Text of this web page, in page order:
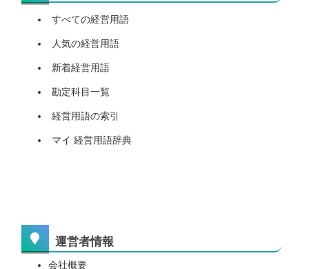
すべての経営用語
人気の経営用語
新着経営用語
勘定科目一覧
経営用語の索引
マイ 経営用語辞典
運営者情報
会社概要